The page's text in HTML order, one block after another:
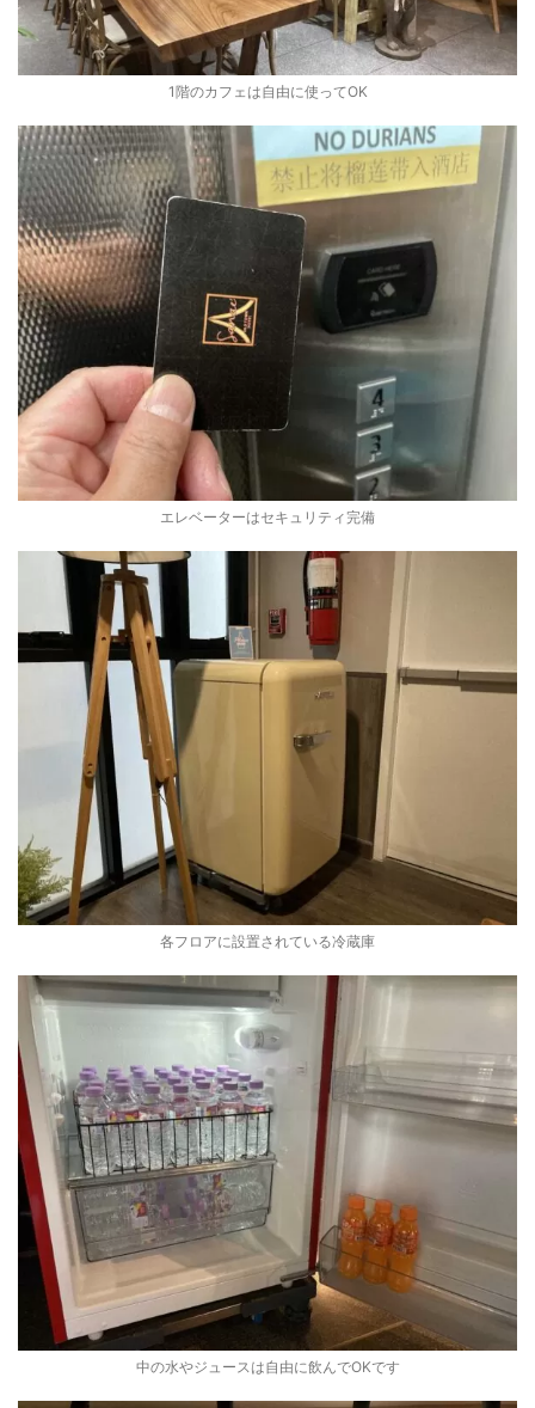
1階のカフェは自由に使ってOK
エレベーターはセキュリティ完備
各フロアに設置されている冷蔵庫
中の水やジュースは自由に飲んでOKです